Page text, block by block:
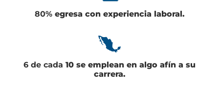
80%egresa con experiencia laboral.
6 de cada 10 se emplean en algo afín a su
carrera.